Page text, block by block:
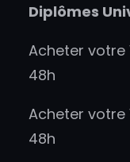
Diplômes
Acheter votre
48h
Acheter votre
48h